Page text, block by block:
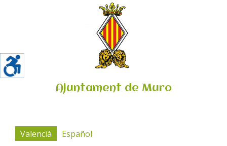
Ajuntament de Muro
Valencià Español